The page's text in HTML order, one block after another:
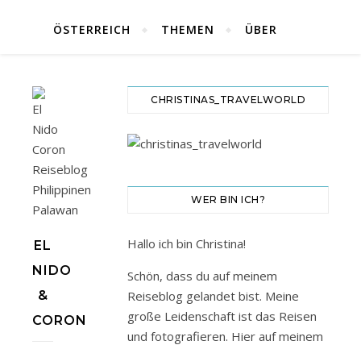
ÖSTERREICH THEMEN ÜBER
EL
NIDO
&
CORON
CHRISTINAS_TRAVELWORLD
WER BIN ICH?
Hallo ich bin Christina!
Schön, dass du auf meinem
Reiseblog gelandet bist. Meine
große Leidenschaft ist das Reisen
und fotografieren. Hier auf meinem